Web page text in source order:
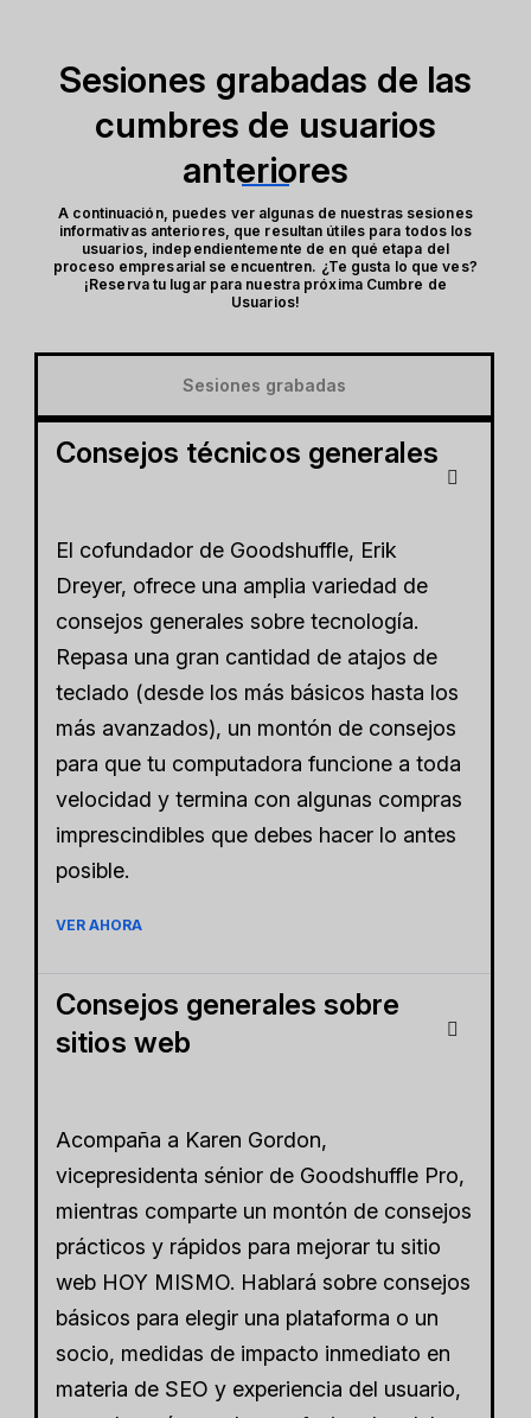
Sesiones grabadas de las
cumbres de usuarios
anteriores
A continuación, puedes ver algunas de nuestras sesiones
informativas anteriores, que resultan útiles para todos los
usuarios, independientemente de en qué etapa del
proceso empresarial se encuentren. ¿Te gusta lo que ves?
¡Reserva tu lugar para nuestra próxima Cumbre de
Usuarios!
Sesiones grabadas
Consejos técnicos generales
El cofundador de Goodshuffle, Erik
Dreyer, ofrece una amplia variedad de
consejos generales sobre tecnología.
Repasa una gran cantidad de atajos de
teclado (desde los más básicos hasta los
más avanzados), un montón de consejos
para que tu computadora funcione a toda
velocidad y termina con algunas compras
imprescindibles que debes hacer lo antes
posible.
VER AHORA
Consejos generales sobre
sitios web
Acompaña a Karen Gordon,
vicepresidenta sénior de Goodshuffle Pro,
mientras comparte un montón de consejos
prácticos y rápidos para mejorar tu sitio
web HOY MISMO. Hablará sobre consejos
básicos para elegir una plataforma o un
socio, medidas de impacto inmediato en
materia de SEO y experiencia del usuario,